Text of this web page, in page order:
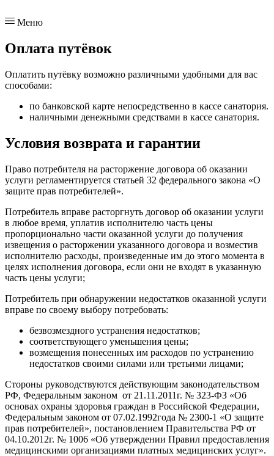
Меню
Оплата путёвок
Оплатить путёвку возможно различными удобными для вас
способами:
по банковской карте непосредственно в кассе санатория.
наличными денежными средствами в кассе санатория.
Условия возврата и гарантии
Право потребителя на расторжение договора об оказании
услуги регламентируется статьей 32 федерального закона «О
защите прав потребителей».
Потребитель вправе расторгнуть договор об оказании услуги
в любое время, уплатив исполнителю часть цены
пропорционально части оказанной услуги до получения
извещения о расторжении указанного договора и возместив
исполнителю расходы, произведенные им до этого момента в
целях исполнения договора, если они не входят в указанную
часть цены услуги;
Потребитель при обнаружении недостатков оказанной услуги
вправе по своему выбору потребовать:
безвозмездного устранения недостатков;
соответствующего уменьшения цены;
возмещения понесенных им расходов по устранению
недостатков своими силами или третьими лицами;
Стороны руководствуются действующим законодательством
РФ, Федеральным законом от 21.11.2011г. № 323-ФЗ «Об
основах охраны здоровья граждан в Российской Федерации,
Федеральным законом от 07.02.1992года № 2300-1 «О защите
прав потребителей», постановлением Правительства РФ от
04.10.2012г. № 1006 «Об утверждении Правил предоставления
медицинскими организациями платных медицинских услуг».